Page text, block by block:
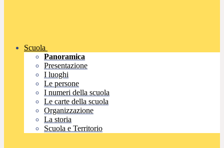
Scuola
Panoramica
Presentazione
I luoghi
Le persone
I numeri della scuola
Le carte della scuola
Organizzazione
La storia
Scuola e Territorio